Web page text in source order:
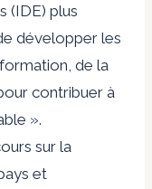
(IDE) plus
développer les
de la
contribuer à
».
sur la
et